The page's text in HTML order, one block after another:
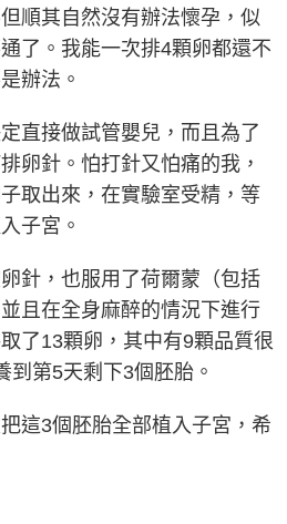
順其自然沒有辦法懷孕，似
了。我能一次排4顆卵都還不
辦法。
直接做試管嬰兒，而且為了
卵針。怕打針又怕痛的我，
取出來，在實驗室受精，等
子宮。
針，也服用了荷爾蒙（包括
且在全身麻醉的情況下進行
了13顆卵，其中有9顆品質很
到第5天剩下3個胚胎。
這3個胚胎全部植入子宮，希